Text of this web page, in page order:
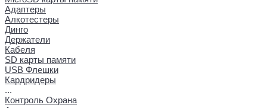
Адаптеры
Алкотестеры
Динго
Держатели
Кабеля
SD карты памяти
USB Флешки
Кардридеры
...
Контроль Охрана